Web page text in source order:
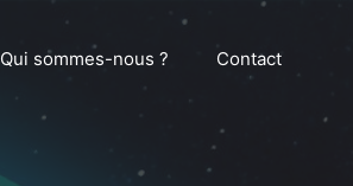
Qui sommes-nous ? Contact